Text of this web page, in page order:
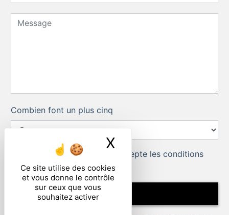
Ce site utilise des cookies
et vous donne le contrôle
sur ceux que vous
souhaitez activer
X Masquer le
Combien font un plus cinq
En cochant cette case, j'accepte les conditions
particulières ci-dessous **